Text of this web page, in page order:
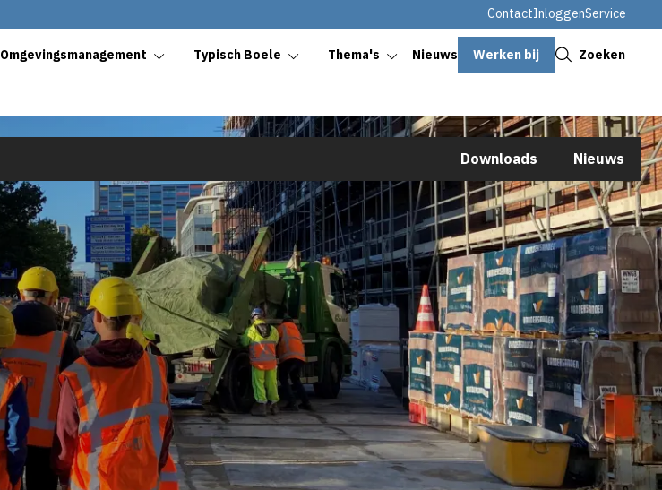
ContactInloggenService
Omgevingsmanagement Typisch Boele Thema's Nieuws Werken bij Zoeken
Downloads Nieuws
Sluiten